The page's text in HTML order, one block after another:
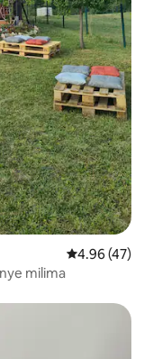
Ukadiriaji wa
4.96 (47)
milima